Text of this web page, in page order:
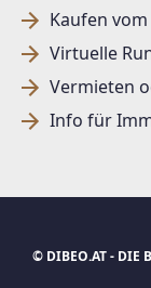
Kaufen
Virtuelle
Vermieten
Info für
© DIBEO.AT - DIE